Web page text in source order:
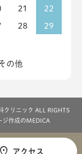
21 22
28 29
の他
クリニック ALL RIGHTS
ジ作成のMEDICA
アクセス